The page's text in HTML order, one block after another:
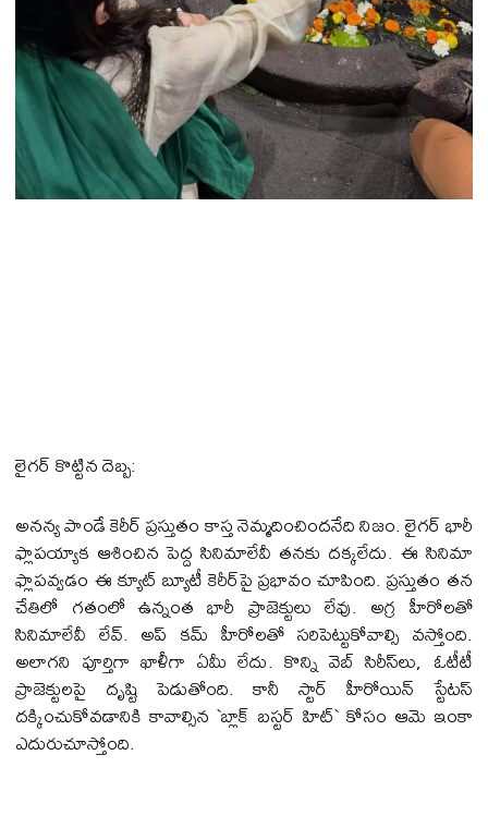
లైగ‌ర్ కొట్టిన దెబ్బ‌:
అనన్య పాండే కెరీర్ ప్రస్తుతం కాస్త నెమ్మదించిందనేది నిజం. లైగర్ భారీ
ఫ్లాప‌య్యాక ఆశించిన పెద్ద సినిమాలేవీ త‌న‌కు ద‌క్క‌లేదు. ఈ సినిమా
ఫ్లాప‌వ్వ‌డం ఈ క్యూట్ బ్యూటీ కెరీర్‌పై ప్రభావం చూపింది. ప్రస్తుతం త‌న‌
చేతిలో గతంలో ఉన్నంత భారీ ప్రాజెక్టులు లేవు. అగ్ర హీరోల‌తో
సినిమాలేవీ లేవ్. అప్ క‌మ్ హీరోల‌తో స‌రిపెట్టుకోవాల్సి వ‌స్తోంది.
అలాగ‌ని పూర్తిగా ఖాళీగా ఏమీ లేదు. కొన్ని వెబ్ సిరీస్‌లు, ఓటీటీ
ప్రాజెక్టులపై దృష్టి పెడుతోంది. కానీ స్టార్ హీరోయిన్ స్టేటస్
దక్కించుకోవడానికి కావాల్సిన `బ్లాక్ బస్టర్ హిట్` కోసం ఆమె ఇంకా
ఎదురుచూస్తోంది.